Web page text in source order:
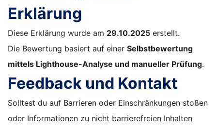
Erklärung
Diese Erklärung wurde am 29.10.2025 erstellt.
Die Bewertung basiert auf einer Selbstbewertung
mittels Lighthouse-Analyse und manueller Prüfung.
Feedback und Kontakt
Solltest du auf Barrieren oder Einschränkungen stoßen
oder Informationen zu nicht barrierefreien Inhalten